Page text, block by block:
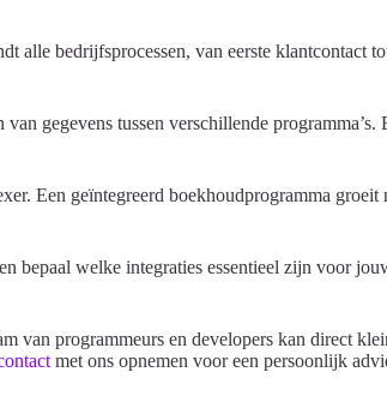
alle bedrijfsprocessen, van eerste klantcontact
gegevens tussen verschillende programma’s.
Een geïntegreerd boekhoudprogramma
bepaal welke integraties essentieel zijn voor
van programmeurs en developers kan direct
met ons opnemen voor een persoonlijk